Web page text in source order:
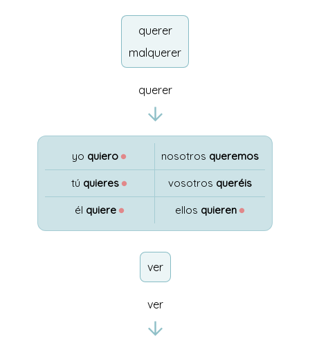
querer
malquerer
querer
yo quiero ●
tú quieres ●
él quiere ●
nosotros queremos
vosotros queréis
ellos quieren ●
ver
ver